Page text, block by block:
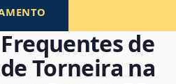
de
Torneira na